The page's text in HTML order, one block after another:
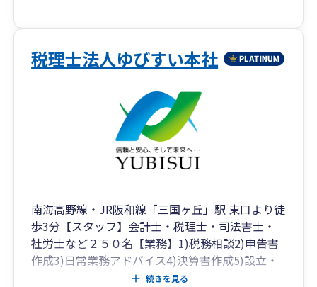
約30名のスタッフが個性を活かし、自律的に成長
し続ける組織づくりを行っています。AIなどの最
新ツールを活用した業務効率化や標準化を推進
し、小規模企業から成長企業まで、幅広いニーズ
に質の高いサービスを提供します。
事務所概要・行動指針
ワークを重視し、組織全体でお客様満足度を高め
ます 。
ビジョン: 「More helpful（もっと役に立つ）」を
掲げ、相談に対して必ず何らかの答えが出せる組
織であり続けます 。
税理士法人ゆびすい本社
南海高野線・JR阪和線「三国ヶ丘」駅 東口より徒
歩3分【スタッフ】会計士・税理士・司法書士・
社労士など２５０名【業務】1)税務相談2)申告書
作成3)日常業務アドバイス4)決算書作成5)設立・
開業のアドバイス6)相続対策・不動産活用・保険
続きを見る